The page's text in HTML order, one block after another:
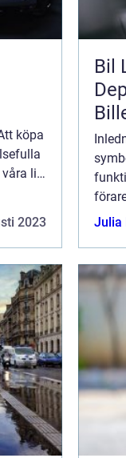
köpa
liv.
2023
Bil
Julia